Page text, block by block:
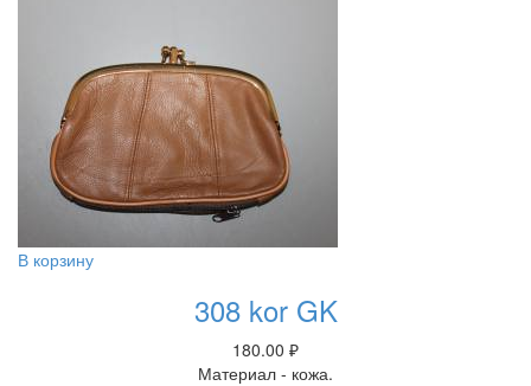
В корзину
308 kor GK
180.00 ₽
Материал - кожа.